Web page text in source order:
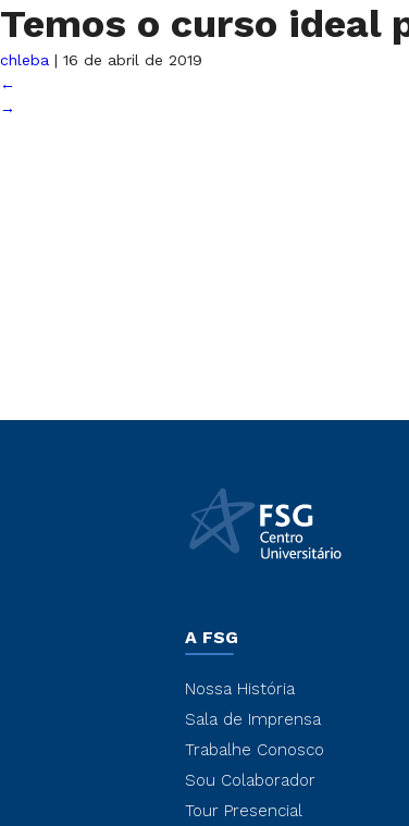
Temos o curso ideal
chleba | 16 de abril de 2019
←
→
A FSG
Nossa História
Sala de Imprensa
Trabalhe Conosco
Sou Colaborador
Tour Presencial